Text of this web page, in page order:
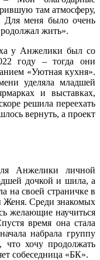
там атмосферу,
Для меня было очень
жить».
у Анжелики был со
году – тогда они
«Уютная кухня».
уделяла младшей
и выставках,
решила переехать
вернуть, а проект
Анжелики личной
дочкой и шила, а
на своей страничке в
Женя. Среди знакомых
желающие научиться
время она стала
набрала группу
хочу продолжать
собеседница «БК».